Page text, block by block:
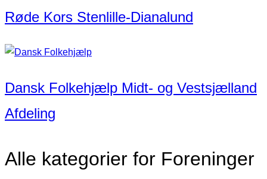
Røde Kors Stenlille-Dianalund
Dansk Folkehjælp Midt- og Vestsjælland
Afdeling
Alle kategorier for Foreninger